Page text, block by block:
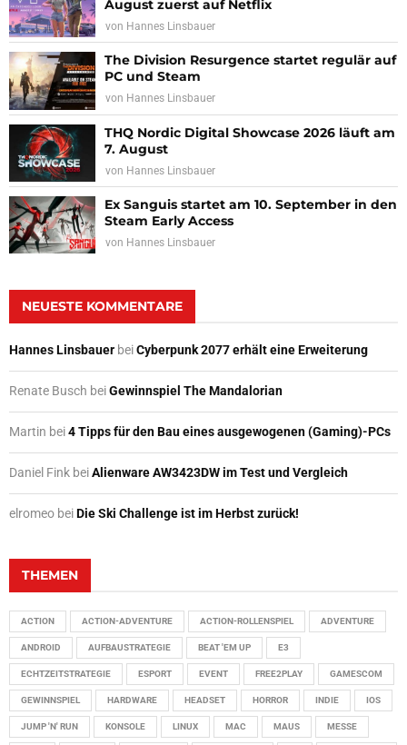
August zuerst auf Netflix
von Hannes Linsbauer
The Division Resurgence startet regulär auf
PC und Steam
von Hannes Linsbauer
THQ Nordic Digital Showcase 2026 läuft am
7. August
von Hannes Linsbauer
Ex Sanguis startet am 10. September in den
Steam Early Access
von Hannes Linsbauer
NEUESTE KOMMENTARE
Hannes Linsbauer beiCyberpunk 2077 erhält eine Erweiterung
Renate Busch beiGewinnspiel The Mandalorian
Martin bei4 Tipps für den Bau eines ausgewogenen (Gaming)-PCs
Daniel Fink beiAlienware AW3423DW im Test und Vergleich
elromeo beiDie Ski Challenge ist im Herbst zurück!
THEMEN
ACTION ACTION-ADVENTURE ACTION-ROLLENSPIEL ADVENTURE
ANDROID AUFBAUSTRATEGIE BEAT 'EM UP E3
ECHTZEITSTRATEGIE ESPORT EVENT FREE2PLAY GAMESCOM
GEWINNSPIEL HARDWARE HEADSET HORROR INDIE IOS
JUMP 'N' RUN KONSOLE LINUX MAC MAUS MESSE